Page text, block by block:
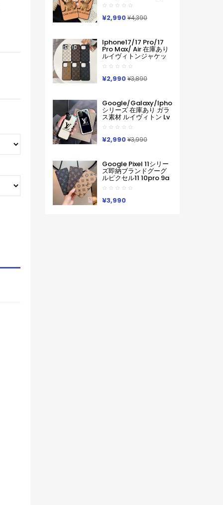
帳 携帯ケース
Pixel 11 10 Pro 9a 6 7a
8 9pro Iphone 16 17
Pro Max Galaxy S26
ケースハイブランド フ
番プリント ルイヴィト
ンGooglePixel6 Pixel7
Pixel8 9グーグ熊柄ル
ピクセル スマホケース
軽い 薄い ハードケース
Pixelなど全機種対応
¥2,990¥4,390
Iphone17/17 Pro/17
Pro Max/ Air 在庫あり
ルイヴィトンジャケッ
ト型モノグラムダミエ
アイホンケース17 16 15
14 Pro Max 15 Plus 激
安革製メンズレディー
Max 16 15 Pro Maxケー
スカバー
¥2,990¥3,890
Google/galaxy/iphone
シリーズ 在庫あり ガラ
ス素材 ルイヴィトン Lv
Google Pixel 10a 10
Pro Xl 9a 8 7 Galaxy
A36 S26 Ultra S25 ア
イフォン17 Pro Max 16
ースサムソン ギャラク
シー S26 S25s24 S23
Ultraケース ルイヴィト
ン Lv ブランド レディー
ス男性女性 Google
¥2,990¥3,990
Google Pixel 11シリー
ズ即納ブランドグーグ
ルピクセル11 10pro 9a
8 Pro 7a 9proXL 手帳
型GalaxyS25 S26 S24
A55 A54 A53 アイフォ
ン16 15 18 17ケースルイ
¥3,990